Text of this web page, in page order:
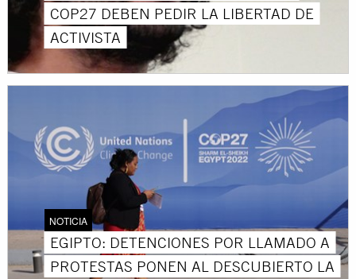
COP27 DEBEN PEDIR LA LIBERTAD DE
ACTIVISTA
NOTICIA
EGIPTO: DETENCIONES POR LLAMADO A
PROTESTAS PONEN AL DESCUBIERTO LA